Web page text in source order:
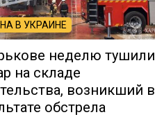
В УКРАИНЕ
неделю тушили
на складе
возникший в
обстрела